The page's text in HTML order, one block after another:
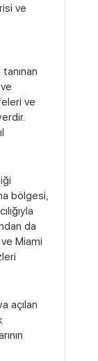
ve
ve
bölgesi,
da
Miami
açılan